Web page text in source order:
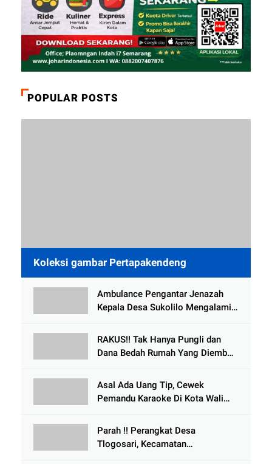
POPULAR POSTS
Koleksi gambar Pertapakendeng
Ambulance Pengantar Jenazah
Kepala Desa Sukolilo Mengalami
Meninggal Dunia
RAKUS!! Tak Hanya Pungli dan
Dana Bedah Rumah Yang Diembat,
Tlogowungu, di Duga
Selewengkan Bantuan Mushola
Asal Ada Uang Tip, Cewek
Pemandu Karaoke Di Kota Wali
Parah !! Perangkat Desa
Tlogosari, Kecamatan